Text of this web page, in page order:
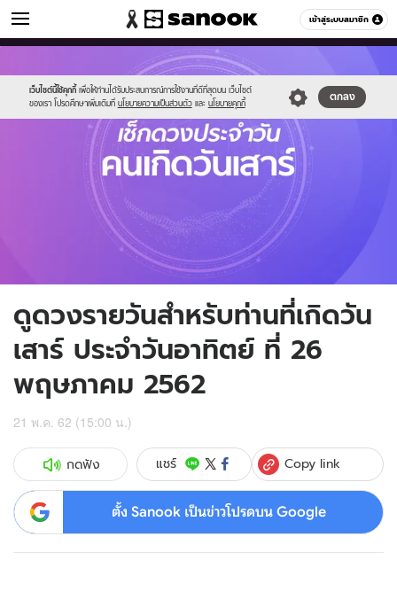
เข้าสู่ระบบสมาชิก
ดูดวง หมวดอื่นๆ
เว็บไซต์นี้ใช้คุกกี้ เพื่อให้ท่านได้รับประสบการณ์การใช้งานที่ดีที่สุดบน เว็บไซต์
ของเรา โปรดศึกษาเพิ่มเติมที่ นโยบายความเป็นส่วนตัว และ นโยบายคุกกี้
ตกลง
//s.isanook.com/sr/0/images/logo-
new-
sanook.png
//s.isanook.com/ho/0/ud/fxd/day/saturday.jpg
ดูดวงรายวันสำหรับท่านที่เกิดวัน
เสาร์ ประจำวันอาทิตย์ ที่ 26
พฤษภาคม 2562
21 พ.ค. 62 (15:00 น.)
กดฟัง แชร์ Copy link
ตั้ง Sanook เป็นข่าวโปรดบน Google